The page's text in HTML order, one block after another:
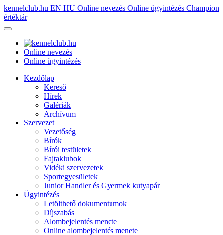
kennelclub.hu EN HU Online nevezés Online ügyintézés Champion
értéktár
Online nevezés
Online ügyintézés
Kezdőlap
Kereső
Hírek
Galériák
Archívum
Szervezet
Vezetőség
Bírók
Bírói testületek
Fajtaklubok
Vidéki szervezetek
Sportegyesületek
Junior Handler és Gyermek kutyapár
Ügyintézés
Letölthető dokumentumok
Díjszabás
Alombejelentés menete
Online alombejelentés menete